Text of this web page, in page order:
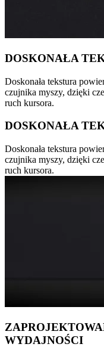
DOSKONAŁA
Doskonała tekstura
czujnika myszy, dzięki
ruch kursora.
DOSKONAŁA
Doskonała tekstura
czujnika myszy, dzięki
ruch kursora.
WYDAJNOŚCI